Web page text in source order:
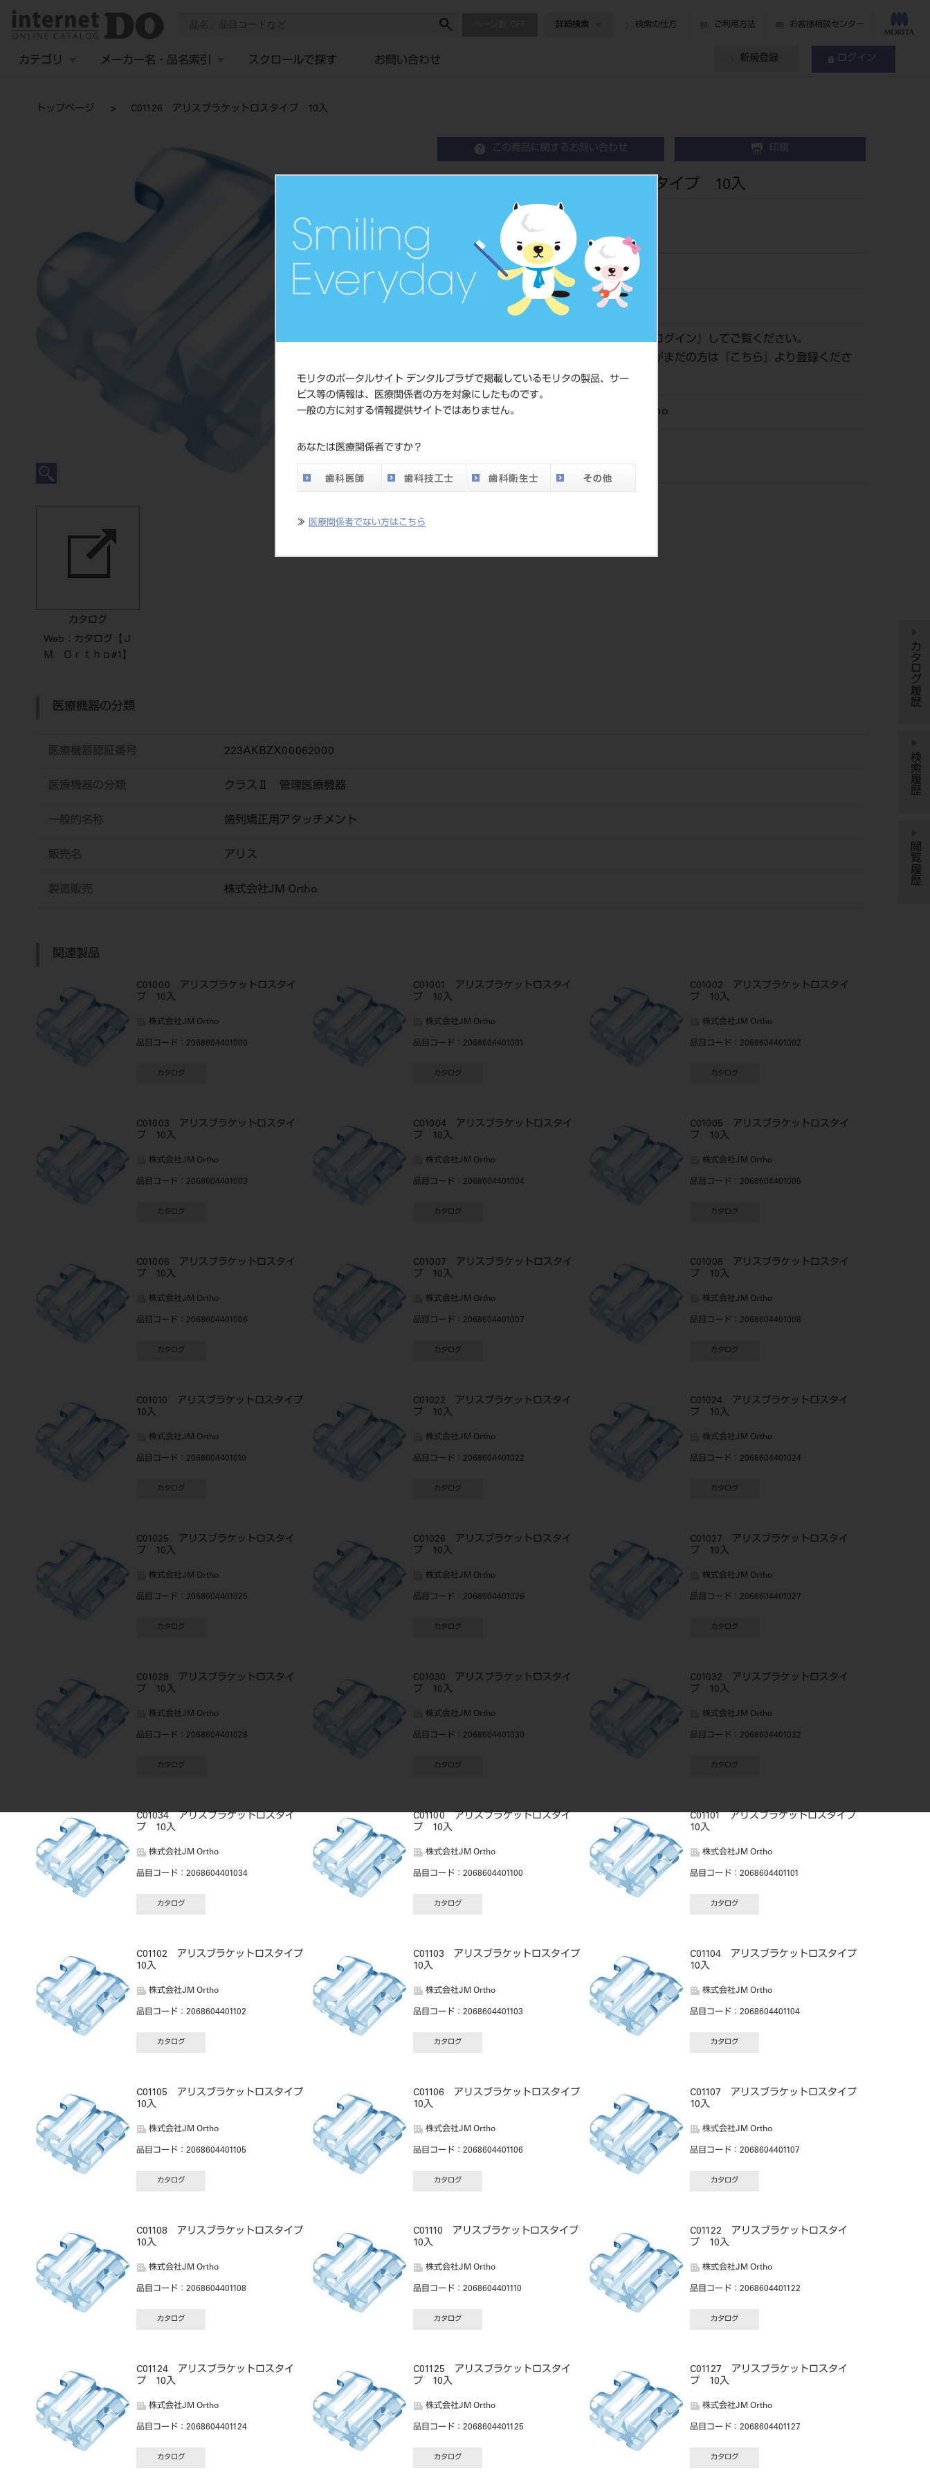
モリタのポータルサイト デンタルプラザで掲載しているモリタの製品、サー
ビス等の情報は、医療関係者の方を対象にしたものです。
一般の方に対する情報提供サイトではありません。
あなたは医療関係者ですか？
≫ 医療関係者でない方はこちら
詳細検索 検索の仕方 ご利用方法 お客様相談センター
カテゴリ メーカー名・品名索引 スクロールで探す お問い合わせ 新規登録 ログイン
トップページ C01126 アリスブラケットロスタイプ 10入
この商品に関するお問い合わせ 印刷
C01126 アリスブラケットロスタイプ 10入
Orthodontic Attachment
歯列矯正用アタッチメント
品目コード 2068604401126
JAN/EANコード 4571261427883
価格の確認は『ログイン 』してご覧ください。
ネット会員登録がまだの方は『
こちら
』より登録くださ
い。
メーカー 株式会社JM Ortho
ジ
カタログ
Web：カタログ【Ｊ
Ｍ Ｏｒｔｈｏ#1】
医療機器の分類
医療機器認証番号 223AKBZX00062000
医療機器の分類 クラスⅡ 管理医療機器
一般的名称 歯列矯正用アタッチメント
販売名 アリス
製造販売 株式会社JM Ortho
関連製品
C01000 アリスブラケットロスタイ
プ 10入
株式会社JM Ortho
品目コード ：2068604401000
カタログ
C01001 アリスブラケットロスタイ
プ 10入
株式会社JM Ortho
品目コード ：2068604401001
カタログ
C01002 アリスブラケットロスタイ
プ 10入
株式会社JM Ortho
品目コード ：2068604401002
カタログ
C01003 アリスブラケットロスタイ
プ 10入
株式会社JM Ortho
品目コード ：2068604401003
カタログ
C01004 アリスブラケットロスタイ
プ 10入
株式会社JM Ortho
品目コード ：2068604401004
カタログ
C01005 アリスブラケットロスタイ
プ 10入
株式会社JM Ortho
品目コード ：2068604401005
カタログ
C01006 アリスブラケットロスタイ
プ 10入
株式会社JM Ortho
品目コード ：2068604401006
カタログ
C01007 アリスブラケットロスタイ
プ 10入
株式会社JM Ortho
品目コード ：2068604401007
カタログ
C01008 アリスブラケットロスタイ
プ 10入
株式会社JM Ortho
品目コード ：2068604401008
カタログ
C01010 アリスブラケットロスタイプ
10入
株式会社JM Ortho
品目コード ：2068604401010
カタログ
C01022 アリスブラケットロスタイ
プ 10入
株式会社JM Ortho
品目コード ：2068604401022
カタログ
C01024 アリスブラケットロスタイ
プ 10入
株式会社JM Ortho
品目コード ：2068604401024
カタログ
C01025 アリスブラケットロスタイ
プ 10入
株式会社JM Ortho
品目コード ：2068604401025
カタログ
C01026 アリスブラケットロスタイ
プ 10入
株式会社JM Ortho
品目コード ：2068604401026
カタログ
C01027 アリスブラケットロスタイ
プ 10入
株式会社JM Ortho
品目コード ：2068604401027
カタログ
C01028 アリスブラケットロスタイ
プ 10入
株式会社JM Ortho
品目コード ：2068604401028
カタログ
C01030 アリスブラケットロスタイ
プ 10入
株式会社JM Ortho
品目コード ：2068604401030
カタログ
C01032 アリスブラケットロスタイ
プ 10入
株式会社JM Ortho
品目コード ：2068604401032
カタログ
C01034 アリスブラケットロスタイ
プ 10入
株式会社JM Ortho
品目コード ：2068604401034
カタログ
C01100 アリスブラケットロスタイ
プ 10入
株式会社JM Ortho
品目コード ：2068604401100
カタログ
C01101 アリスブラケットロスタイプ
10入
株式会社JM Ortho
品目コード ：2068604401101
カタログ
C01102 アリスブラケットロスタイプ
10入
株式会社JM Ortho
品目コード ：2068604401102
カタログ
C01103 アリスブラケットロスタイプ
10入
株式会社JM Ortho
品目コード ：2068604401103
カタログ
C01104 アリスブラケットロスタイプ
10入
株式会社JM Ortho
品目コード ：2068604401104
カタログ
C01105 アリスブラケットロスタイプ
10入
株式会社JM Ortho
品目コード ：2068604401105
カタログ
C01106 アリスブラケットロスタイプ
10入
株式会社JM Ortho
品目コード ：2068604401106
カタログ
C01107 アリスブラケットロスタイプ
10入
株式会社JM Ortho
品目コード ：2068604401107
カタログ
C01108 アリスブラケットロスタイプ
10入
株式会社JM Ortho
品目コード ：2068604401108
カタログ
C01110 アリスブラケットロスタイプ
10入
株式会社JM Ortho
品目コード ：2068604401110
カタログ
C01122 アリスブラケットロスタイ
プ 10入
株式会社JM Ortho
品目コード ：2068604401122
カタログ
C01124 アリスブラケットロスタイ
プ 10入
株式会社JM Ortho
品目コード ：2068604401124
カタログ
C01125 アリスブラケットロスタイ
プ 10入
株式会社JM Ortho
品目コード ：2068604401125
カタログ
C01127 アリスブラケットロスタイ
プ 10入
株式会社JM Ortho
品目コード ：2068604401127
カタログ
カタログ履歴
検索履歴
閲覧履歴